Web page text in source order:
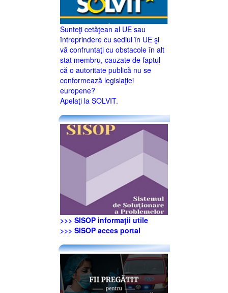
Sunteţi cetăţean al UE sau
întreprindere cu sediul în UE şi
vă confruntaţi cu obstacole în alt
stat membru, cauzate de faptul
că o autoritate publică nu se
conformează legislaţiei
europene?
Apelaţi la SOLVIT.
>>> SISOP informaţii utile
>>> SISOP acces portal